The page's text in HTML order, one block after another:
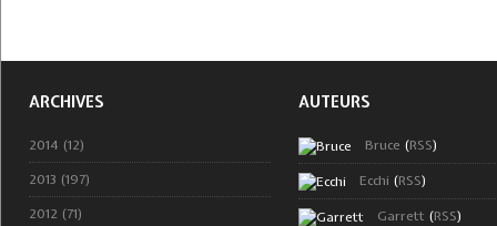
ARCHIVES
2014 (12)
2013 (197)
2012 (71)
AUTEURS
Bruce (RSS)
Ecchi (RSS)
Garrett (RSS)